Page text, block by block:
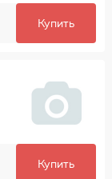
Купить
Купить